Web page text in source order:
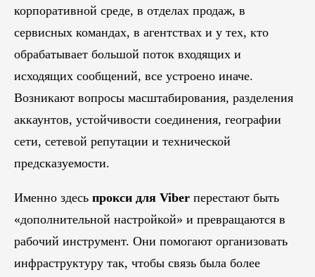
корпоративной среде, в отделах продаж, в
сервисных командах, в агентствах и у тех, кто
обрабатывает большой поток входящих и
исходящих сообщений, все устроено иначе.
Возникают вопросы масштабирования, разделения
аккаунтов, устойчивости соединения, географии
сети, сетевой репутации и технической
предсказуемости.
Именно здесь прокси для Viber перестают быть
«дополнительной настройкой» и превращаются в
рабочий инструмент. Они помогают организовать
инфраструктуру так, чтобы связь была более